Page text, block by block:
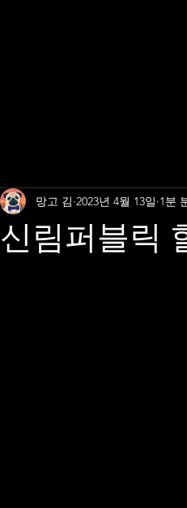
신림퍼블릭
망고 김 2023년 4월 13일 1분